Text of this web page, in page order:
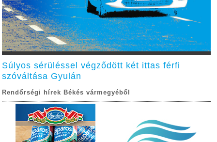
Súlyos sérüléssel végződött két ittas férfi
szóváltása Gyulán
Rendőrségi hírek Békés vármegyéből